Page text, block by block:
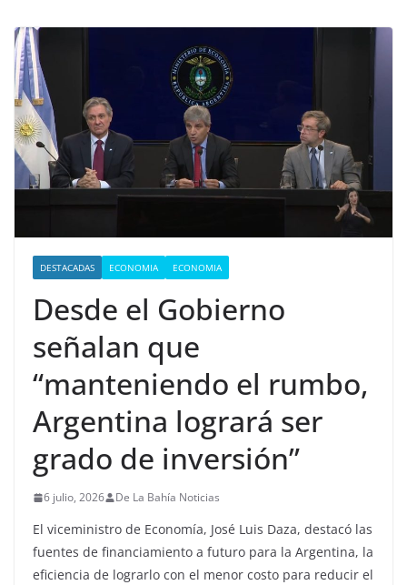
DESTACADAS ECONOMIA ECONOMIA
Desde el Gobierno
señalan que
“manteniendo el rumbo,
Argentina logrará ser
grado de inversión”
6 julio, 2026 De La Bahía Noticias
El viceministro de Economía, José Luis Daza, destacó las
fuentes de financiamiento a futuro para la Argentina, la
eficiencia de lograrlo con el menor costo para reducir el